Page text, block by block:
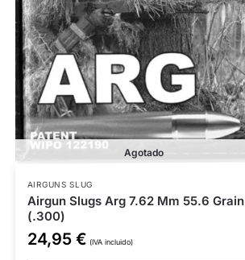
Agotado
AIRGUNS SLUG
Airgun Slugs Arg 7.62 Mm 55.6 Grain
(.300)
24,95 € (IVA incluido)